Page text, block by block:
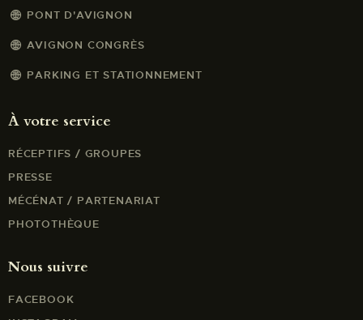
PONT D'AVIGNON
AVIGNON CONGRÈS
PARKING ET STATIONNEMENT
À votre service
RÉCEPTIFS / GROUPES
PRESSE
MÉCÉNAT / PARTENARIAT
PHOTOTHÈQUE
Nous suivre
FACEBOOK